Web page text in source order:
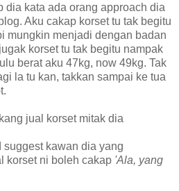
dia kata ada orang approach dia
Aku cakap korset tu tak begitu
mungkin menjadi dengan badan
korset tu tak begitu nampak
berat aku 47kg, now 49kg. Tak
la tu kan, takkan sampai ke tua
jual korset mitak dia
kawan dia yang
korset ni boleh cakap 'Ala, yang